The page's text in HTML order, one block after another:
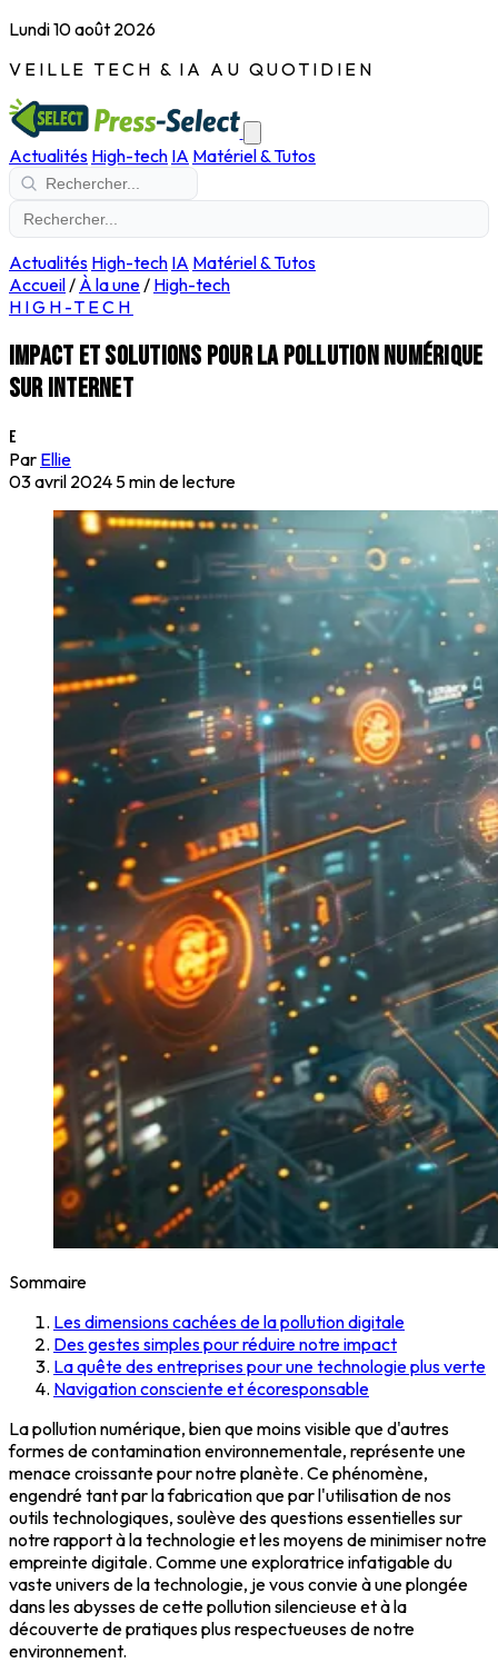
Lundi 10 août 2026
VEILLE TECH & IA AU QUOTIDIEN
Actualités High-tech IA Matériel & Tutos
Actualités High-tech IA Matériel & Tutos
Accueil/ À la une/ High-tech
HIGH-TECH
Impact et solutions pour la pollution numérique
sur internet
E
Par Ellie
03 avril 2024 5 min de lecture
Sommaire
Les dimensions cachées de la pollution digitale
Des gestes simples pour réduire notre impact
La quête des entreprises pour une technologie plus verte
Navigation consciente et écoresponsable
La pollution numérique, bien que moins visible que d'autres
formes de contamination environnementale, représente une
menace croissante pour notre planète. Ce phénomène,
engendré tant par la fabrication que par l'utilisation de nos
outils technologiques, soulève des questions essentielles sur
notre rapport à la technologie et les moyens de minimiser notre
empreinte digitale. Comme une exploratrice infatigable du
vaste univers de la technologie, je vous convie à une plongée
dans les abysses de cette pollution silencieuse et à la
découverte de pratiques plus respectueuses de notre
environnement.